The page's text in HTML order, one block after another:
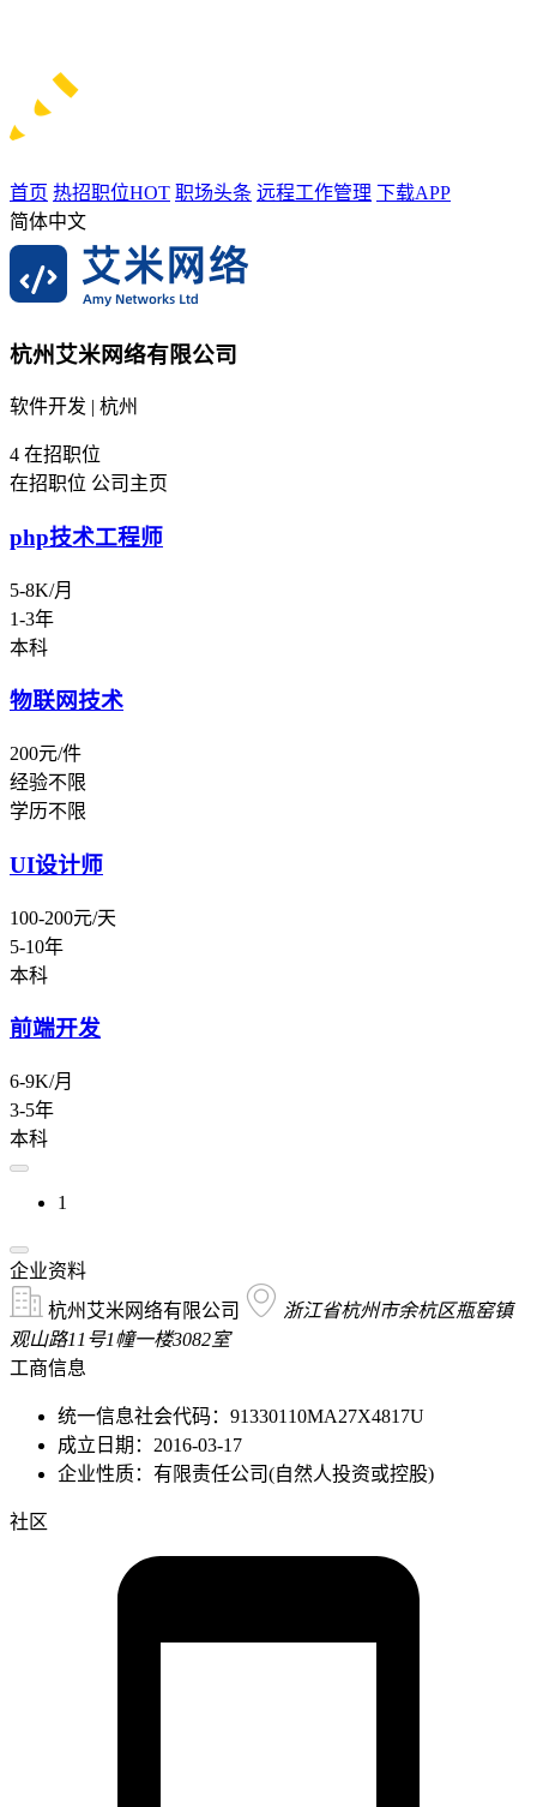
首页 热招职位HOT 职场头条 远程工作管理 下载APP
简体中文
杭州艾米网络有限公司
软件开发 | 杭州
4 在招职位
在招职位 公司主页
php技术工程师
5-8K/月
1-3年
本科
物联网技术
200元/件
经验不限
学历不限
UI设计师
100-200元/天
5-10年
本科
前端开发
6-9K/月
3-5年
本科
1
企业资料
杭州艾米网络有限公司
浙江省杭州市余杭区瓶窑镇
观山路11号1幢一楼3082室
工商信息
统一信息社会代码：91330110MA27X4817U
成立日期：2016-03-17
企业性质：有限责任公司(自然人投资或控股)
社区